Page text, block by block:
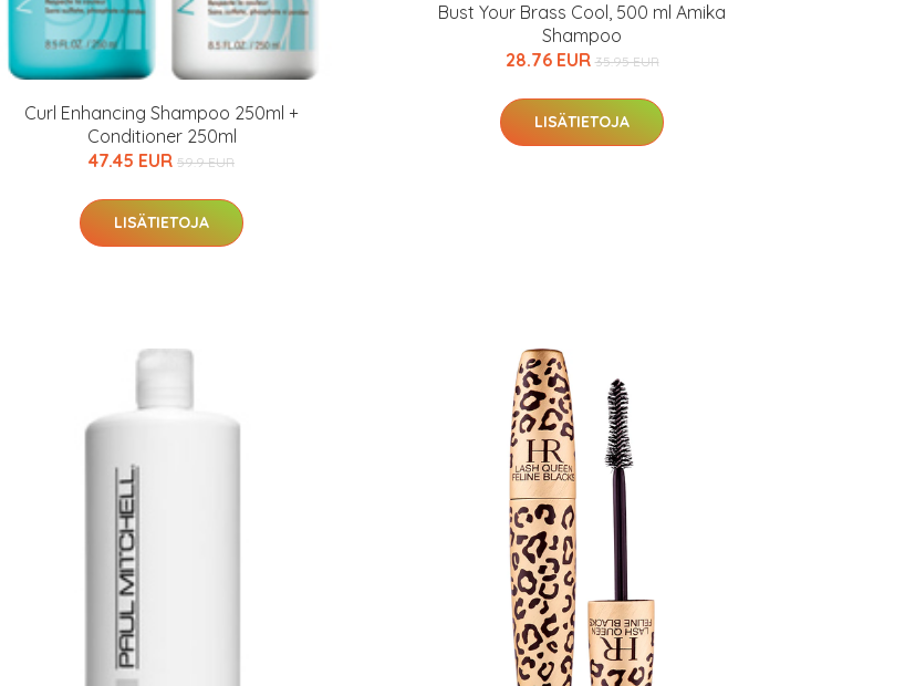
Curl Enhancing Shampoo 250ml +
Conditioner 250ml
47.45 EUR 59.9 EUR
LISÄTIETOJA
Bust Your Brass Cool, 500 ml Amika
Shampoo
28.76 EUR 35.95 EUR
LISÄTIETOJA